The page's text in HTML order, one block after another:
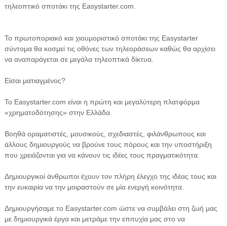
τηλεοπτικό σποτάκι της Easystarter.com.
Το πρωτοποριακό και χιουμοριστικό σποτάκι της Easystarter
σύντομα θα κοσμεί τις οθόνες των τηλεοράσεων καθώς θα αρχίσει
να αναπαράγεται σε μεγάλα τηλεοπτικά δίκτυα.
Είσαι ματιαγμένος?
Το Easystarter.com είναι η πρώτη και μεγαλύτερη πλατφόρμα
«χρηματοδότησης» στην Ελλάδα.
Βοηθά οραματιστές, μουσικούς, σχεδιαστές, φιλάνθρωπους και
άλλους δημιουργούς να βρούνε τους πόρους και την υποστήριξη
που χρειάζονται για να κάνουν τις ιδέες τους πραγματικότητα.
Δημιουργικοί άνθρωποι έχουν τον πλήρη έλεγχο της ιδέας τους και
την ευκαιρία να την μοιραστούν σε μία ενεργή κοινότητα.
Δημιουργήσαμε το Easystarter.com ώστε να συμβάλει στη ζωή μας
με δημιουργικά έργα και μετράμε την επιτυχία μας στο να